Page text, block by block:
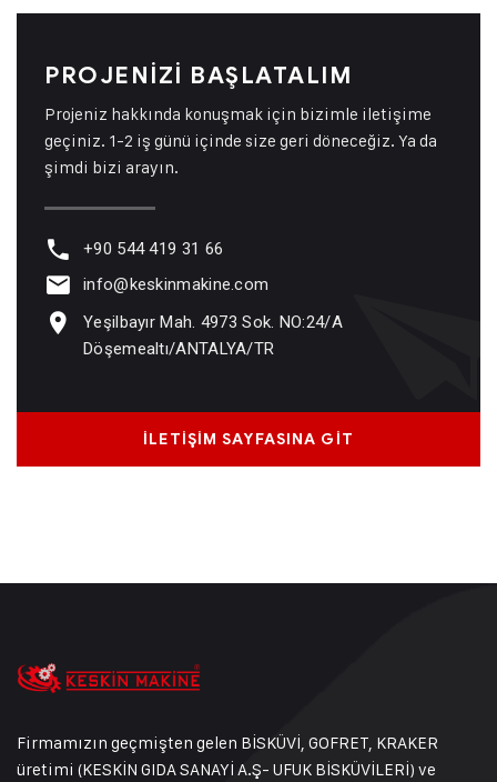
PROJENİZİ BAŞLATALIM
Projeniz hakkında konuşmak için bizimle iletişime
geçiniz. 1-2 iş günü içinde size geri döneceğiz. Ya da
şimdi bizi arayın.
+90 544 419 31 66
info@keskinmakine.com
Yeşilbayır Mah. 4973 Sok. NO:24/A
Döşemealtı/ANTALYA/TR
İLETİŞİM SAYFASINA GİT
Firmamızın geçmişten gelen BİSKÜVİ, GOFRET, KRAKER
üretimi (KESKİN GIDA SANAYİ A.Ş- UFUK BİSKÜVİLERİ) ve